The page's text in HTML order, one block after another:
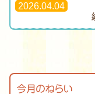
2026.04.04